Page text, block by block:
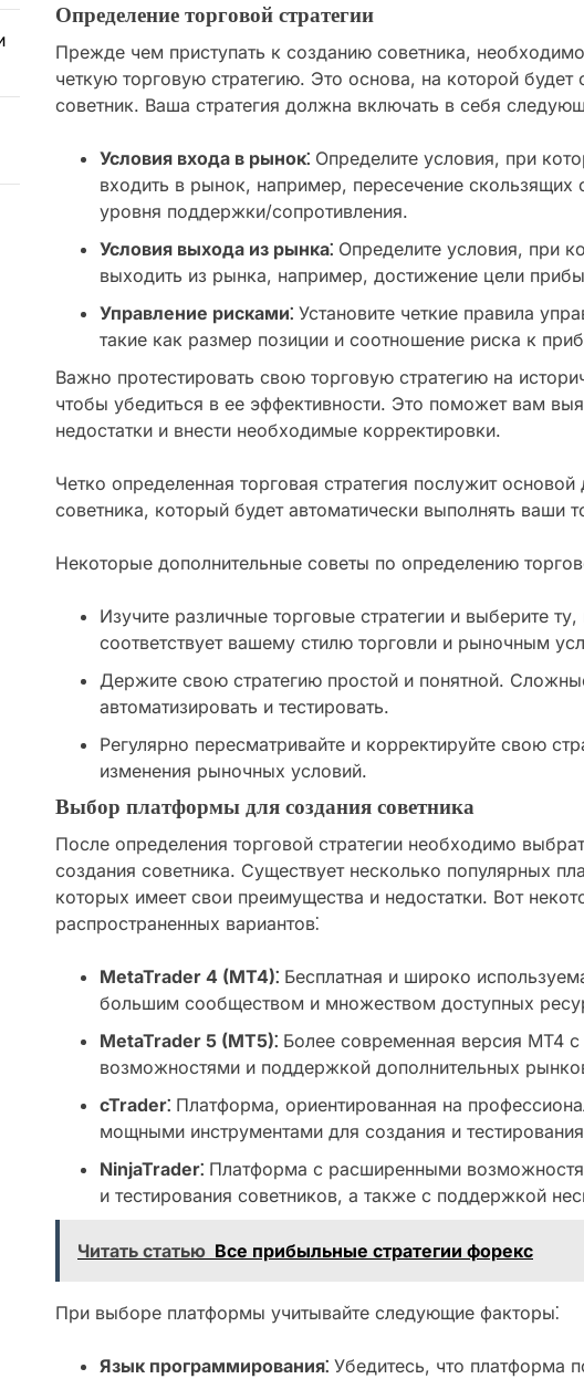
Определение торговой стратегии
Прежде чем приступать к созданию советника,
четкую торговую стратегию. Это основа, на которой будет
советник. Ваша стратегия должна включать в себя
Условия входа в рынок⁚ Определите условия, при
входить в рынок, например, пересечение скользящих
уровня поддержки/сопротивления.
Условия выхода из рынка⁚ Определите условия, при
выходить из рынка, например, достижение цели
Управление рисками⁚ Установите четкие правила
такие как размер позиции и соотношение риска к
Важно протестировать свою торговую стратегию на
чтобы убедиться в ее эффективности. Это поможет вам
недостатки и внести необходимые корректировки.
Четко определенная торговая стратегия послужит основой
советника, который будет автоматически выполнять ваши
Некоторые дополнительные советы по определению
Изучите различные торговые стратегии и выберите ту,
соответствует вашему стилю торговли и рыночным
Держите свою стратегию простой и понятной.
автоматизировать и тестировать.
Регулярно пересматривайте и корректируйте свою
изменения рыночных условий.
Выбор платформы для создания советника
После определения торговой стратегии необходимо
создания советника. Существует несколько популярных
которых имеет свои преимущества и недостатки. Вот
распространенных вариантов⁚
MetaTrader 4 (MT4)⁚ Бесплатная и широко
большим сообществом и множеством доступных
MetaTrader 5 (MT5)⁚ Более современная версия MT4
возможностями и поддержкой дополнительных
cTrader⁚ Платформа, ориентированная на
мощными инструментами для создания и
NinjaTrader⁚ Платформа с расширенными
и тестирования советников, а также с поддержкой
Читать статью Все прибыльные стратегии форекс
При выборе платформы учитывайте следующие факторы⁚
Язык программирования⁚ Убедитесь, что платформа